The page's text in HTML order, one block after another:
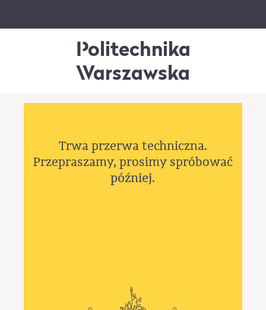
Politechnika
Warszawska
Trwa przerwa techniczna.
Przepraszamy, prosimy spróbować
później.